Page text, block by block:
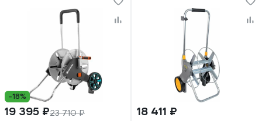
-18%
19 395 ₽23 710 ₽
18 411 ₽